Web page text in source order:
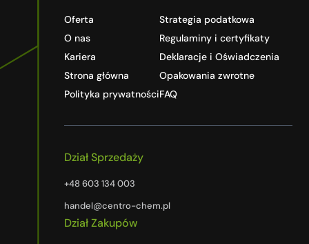
Oferta
O nas
Kariera
Strona główna
Polityka prywatności
Strategia podatkowa
Regulaminy i certyfikaty
Deklaracje i Oświadczenia
Opakowania zwrotne
FAQ
Dział Sprzedaży
+48 603 134 003
handel@centro-chem.pl
Dział Zakupów